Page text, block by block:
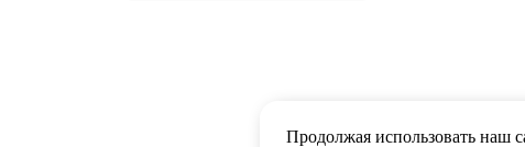
Продолжая использовать наш